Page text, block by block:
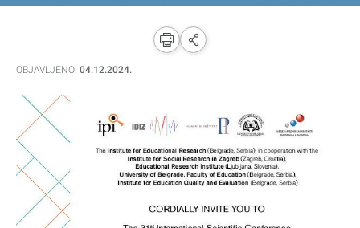
OBJAVLJENO: 04.12.2024.